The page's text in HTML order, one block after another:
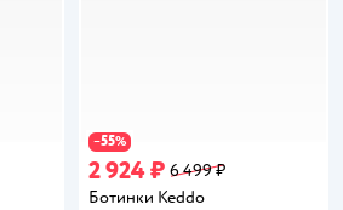
−55%
2 924 ₽ 6 499 ₽
Ботинки Keddo